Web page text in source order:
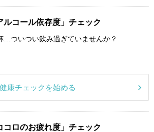
ルコール依存度」チェック
…ついつい飲み過ぎていませんか？
健康チェックを始める
コロのお疲れ度」チェック